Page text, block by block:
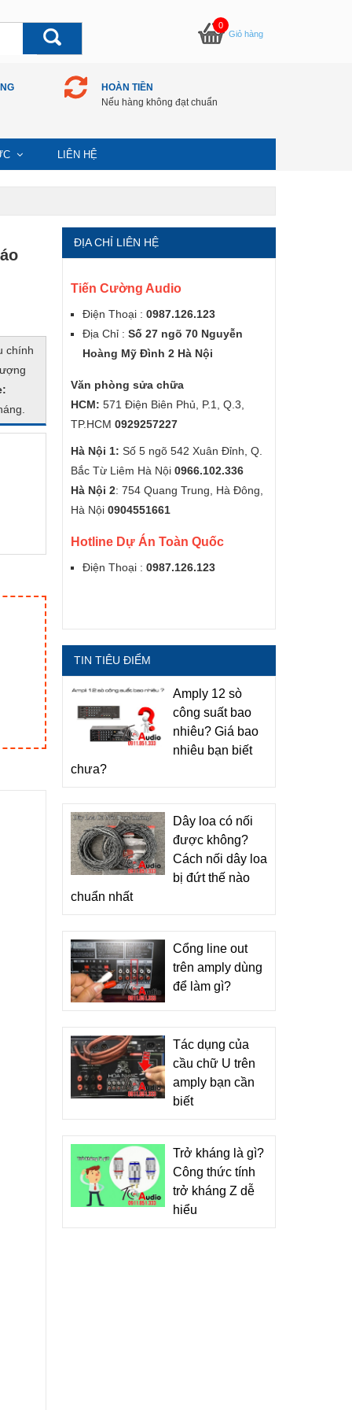
0
Giỏ hàng
HOÀN TIỀN
Nếu hàng không đạt chuẩn
LIÊN HỆ
chính
ĐỊA CHỈ LIÊN HỆ
Tiến Cường Audio
Điện Thoại : 0987.126.123
Địa Chỉ : Số 27 ngõ 70 Nguyễn
Hoàng Mỹ Đình 2 Hà Nội
Văn phòng sửa chữa
HCM: 571 Điện Biên Phủ, P.1, Q.3,
TP.HCM 0929257227
Hà Nội 1: Số 5 ngõ 542 Xuân Đỉnh, Q.
Bắc Từ Liêm Hà Nội 0966.102.336
Hà Nội 2: 754 Quang Trung, Hà Đông,
Hà Nội 0904551661
Hotline Dự Án Toàn Quốc
Điện Thoại : 0987.126.123
TIN TIÊU ĐIỂM
Amply 12 sò
công suất bao
nhiêu? Giá bao
nhiêu bạn biết
chưa?
Dây loa có nối
được không?
Cách nối dây loa
bị đứt thế nào
chuẩn nhất
Cổng line out
trên amply dùng
để làm gì?
Tác dụng của
cầu chữ U trên
amply bạn cần
biết
Trở kháng là gì?
Công thức tính
trở kháng Z dễ
hiểu